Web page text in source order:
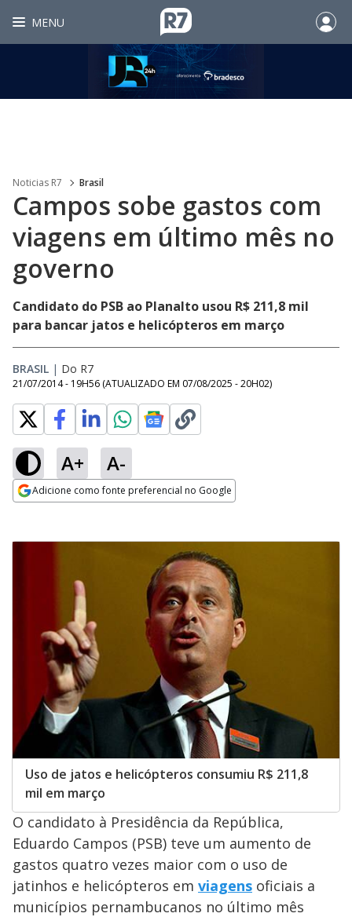
MENU
Noticias R7 Brasil
Campos sobe gastos com
viagens em último mês no
governo
Candidato do PSB ao Planalto usou R$ 211,8 mil
para bancar jatos e helicópteros em março
BRASIL | Do R7
21/07/2014 - 19H56 (ATUALIZADO EM 07/08/2025 - 20H02)
A+ A-
Adicione como fonte preferencial no Google
Uso de jatos e helicópteros consumiu R$ 211,8
mil em março
O candidato à Presidência da República,
Eduardo Campos (PSB) teve um aumento de
gastos quatro vezes maior com o uso de
jatinhos e helicópteros em viagens oficiais a
municípios pernambucanos no último mês